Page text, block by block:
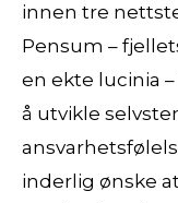
innen tre
Pensum –
en ekte lucinia
å utvikle
inderlig ønske